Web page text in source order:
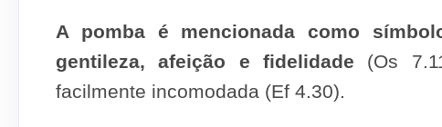
A pomba é mencionada como
gentileza, afeição e fidelidade (Os
facilmente incomodada (Ef 4.30).